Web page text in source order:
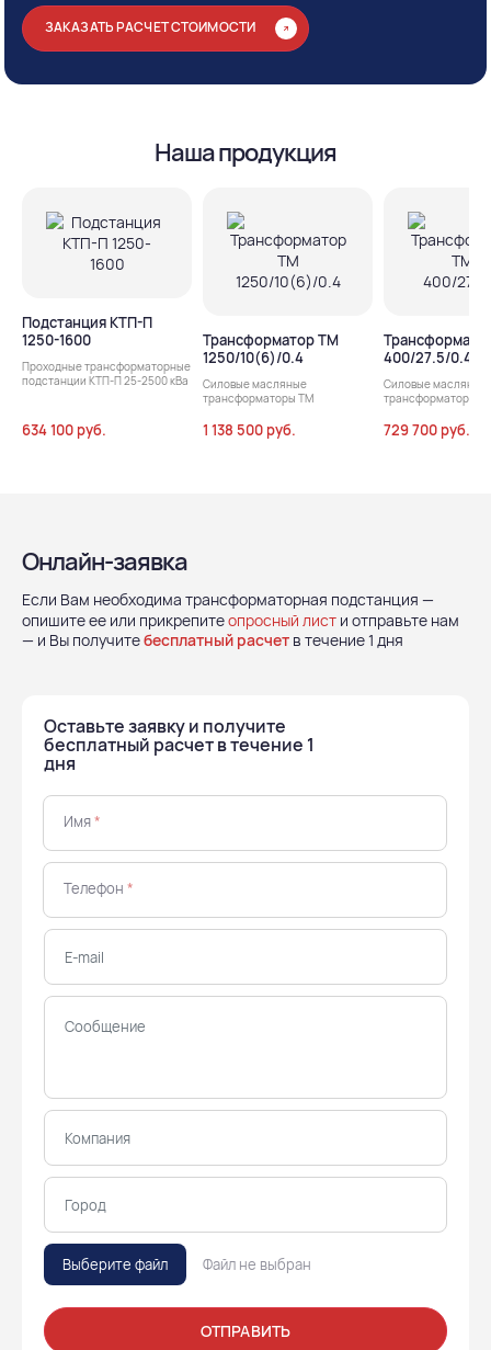
ЗАКАЗАТЬ РАСЧЕТ СТОИМОСТИ
Наша продукция
Подстанция КТП-П
1250-1600
Проходные трансформаторные
подстанции КТП-П 25-2500 кВа
634 100 руб.
Трансформатор ТМ
1250/10(6)/0.4
Силовые масляные
трансформаторы ТМ
1 138 500 руб.
400/27.5/0.4
Силовые масляные
трансформаторы
729 700 руб.
Онлайн-заявка
Если Вам необходима трансформаторная подстанция —
опишите ее или прикрепитеопросный лист и отправьте нам
— и Вы получитебесплатный расчет в течение 1 дня
Оставьте заявку и получите
бесплатный расчет в течение 1
дня
Имя*
Телефон *
Выберите файл Файл не выбран
ОТПРАВИТЬ